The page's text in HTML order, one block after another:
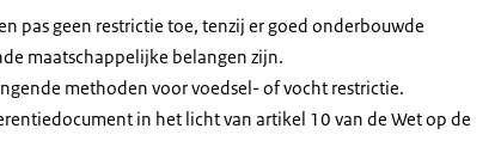
pas geen restrictie toe, tenzij er goed onderbouwde
maatschappelijke belangen zijn.
methoden voor voedsel- of vocht restrictie.
in het licht van artikel 10 van de Wet op de